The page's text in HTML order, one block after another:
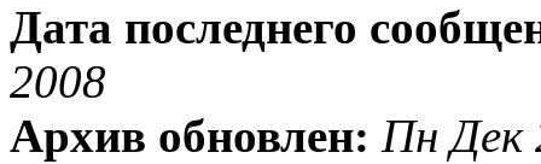
Дата последнего
2008
Архив обновлен: Пн Дек